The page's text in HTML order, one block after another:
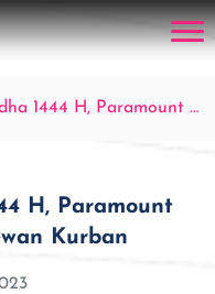
Land Salurkan Hewan Kurban
H, Paramount
Kurban